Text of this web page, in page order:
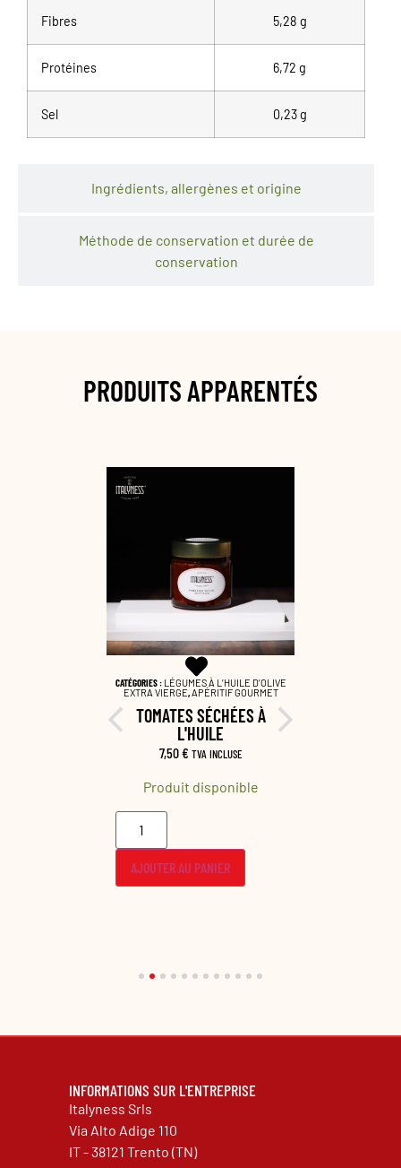
Ingrédients, allergènes et origine
Méthode de conservation et durée de
conservation
Fibres 5,28 g
Protéines 6,72 g
Sel 0,23 g
PRODUITS APPARENTÉS
CATÉGORIES : LÉGUMES À L’HUILE D’OLIVE
EXTRA VIERGE,APÉRITIF GOURMET
TOMATES SÉCHÉES À
L'HUILE
7,50€ TVA INCLUSE
Produit disponible
AJOUTER AU PANIER
INFORMATIONS SUR L'ENTREPRISE
Italyness Srls
Via Alto Adige 110
IT - 38121 Trento (TN)